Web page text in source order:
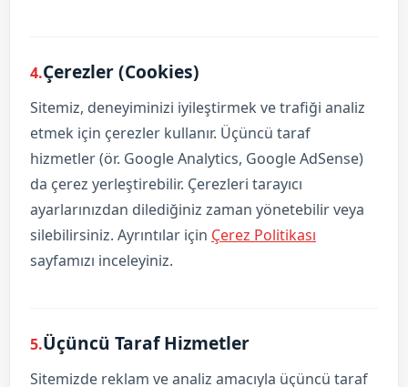
4.Çerezler (Cookies)
Sitemiz, deneyiminizi iyileştirmek ve trafiği analiz
etmek için çerezler kullanır. Üçüncü taraf
hizmetler (ör. Google Analytics, Google AdSense)
da çerez yerleştirebilir. Çerezleri tarayıcı
ayarlarınızdan dilediğiniz zaman yönetebilir veya
silebilirsiniz. Ayrıntılar için Çerez Politikası
sayfamızı inceleyiniz.
5.Üçüncü Taraf Hizmetler
Sitemizde reklam ve analiz amacıyla üçüncü taraf